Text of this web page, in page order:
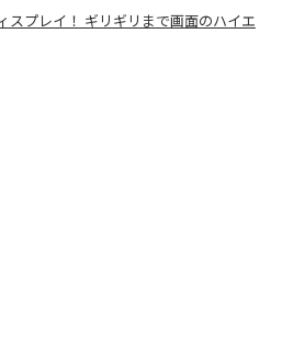
スプレイ！ ギリギリまで画面のハイエ